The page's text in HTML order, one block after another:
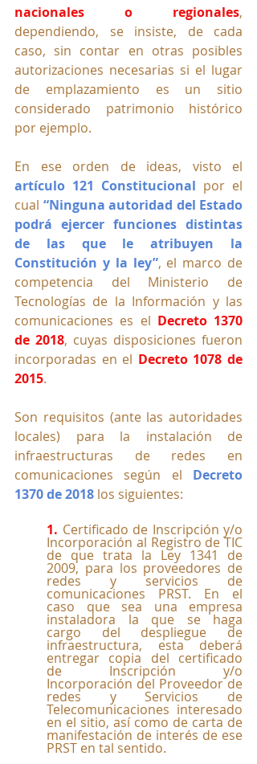
nacionales o regionales,
dependiendo, se insiste, de cada
caso, sin contar en otras posibles
autorizaciones necesarias si el lugar
de emplazamiento es un sitio
considerado patrimonio histórico
por ejemplo.
artículo 121 Constitucional por el
cual “Ninguna autoridad del Estado
podrá ejercer funciones distintas
de las que le atribuyen la
Constitución y la ley”, el marco de
competencia del Ministerio de
Tecnologías de la Información y las
comunicaciones es el Decreto 1370
de 2018, cuyas disposiciones fueron
incorporadas en el Decreto 1078 de
2015.
Son requisitos (ante las autoridades
locales) para la instalación de
infraestructuras de redes en
comunicaciones según el Decreto
1370 de 2018 los siguientes:
1. Certificado de Inscripción y/o
Incorporación al Registro de TIC
de que trata la Ley 1341 de
2009, para los proveedores de
redes y servicios de
comunicaciones PRST. En el
caso que sea una empresa
instaladora la que se haga
cargo del despliegue de
infraestructura, esta deberá
entregar copia del certificado
de Inscripción y/o
Incorporación del Proveedor de
redes y Servicios de
Telecomunicaciones interesado
en el sitio, así como de carta de
manifestación de interés de ese
PRST en tal sentido.